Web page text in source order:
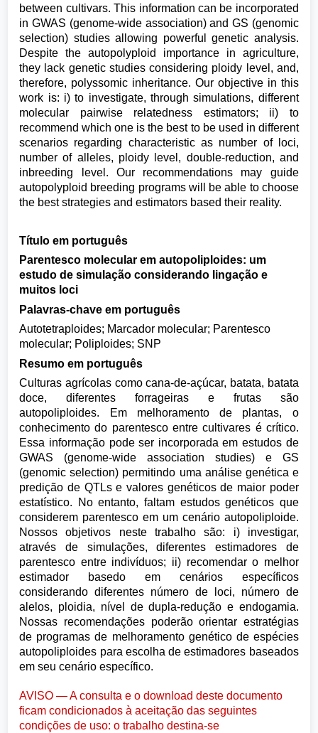
between cultivars. This information can be incorporated
in GWAS (genome-wide association) and GS (genomic
selection) studies allowing powerful genetic analysis.
Despite the autopolyploid importance in agriculture,
they lack genetic studies considering ploidy level, and,
therefore, polyssomic inheritance. Our objective in this
work is: i) to investigate, through simulations, different
molecular pairwise relatedness estimators; ii) to
recommend which one is the best to be used in different
scenarios regarding characteristic as number of loci,
number of alleles, ploidy level, double-reduction, and
inbreeding level. Our recommendations may guide
autopolyploid breeding programs will be able to choose
the best strategies and estimators based their reality.
Título em português
Parentesco molecular em autopoliploides: um
estudo de simulação considerando lingação e
muitos loci
Palavras-chave em português
Autotetraploides; Marcador molecular; Parentesco
molecular; Poliploides; SNP
Resumo em português
Culturas agrícolas como cana-de-açúcar, batata, batata
doce, diferentes forrageiras e frutas são
autopoliploides. Em melhoramento de plantas, o
conhecimento do parentesco entre cultivares é crítico.
Essa informação pode ser incorporada em estudos de
GWAS (genome-wide association studies) e GS
(genomic selection) permitindo uma análise genética e
predição de QTLs e valores genéticos de maior poder
estatístico. No entanto, faltam estudos genéticos que
considerem parentesco em um cenário autopoliploide.
Nossos objetivos neste trabalho são: i) investigar,
através de simulações, diferentes estimadores de
parentesco entre indivíduos; ii) recomendar o melhor
estimador basedo em cenários específicos
considerando diferentes número de loci, número de
alelos, ploidia, nível de dupla-redução e endogamia.
Nossas recomendações poderão orientar estratégias
de programas de melhoramento genético de espécies
autopoliploides para escolha de estimadores baseados
em seu cenário específico.
AVISO — A consulta e o download deste documento
ficam condicionados à aceitação das seguintes
condições de uso: o trabalho destina-se